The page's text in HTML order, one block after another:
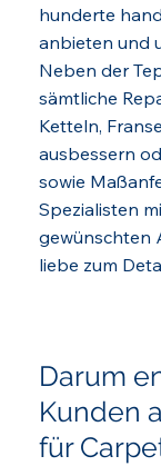
hunderte
anbieten und
Neben der
sämtliche
Ketteln,
ausbessern
sowie
Spezialisten
gewünschten
liebe zum
Darum
Kunden
für